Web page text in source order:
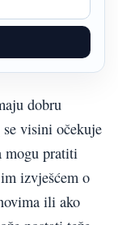
dobru
visini očekuje
mogu pratiti
izvješćem o
ili ako